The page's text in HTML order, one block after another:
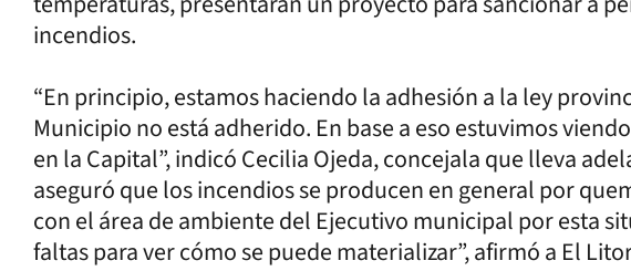
incendios.
“En principio, estamos haciendo la adhesión a la ley
Municipio no está adherido. En base a eso estuvimos
en la Capital”, indicó Cecilia Ojeda, concejala que lleva
aseguró que los incendios se producen en general por
con el área de ambiente del Ejecutivo municipal por esta
faltas para ver cómo se puede materializar”, afirmó a El